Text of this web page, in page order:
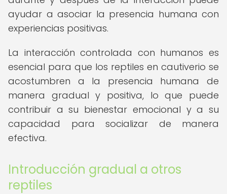
ayudar a asociar la presencia humana con
experiencias positivas.
La interacción controlada con humanos es
esencial para que los reptiles en cautiverio se
acostumbren a la presencia humana de
manera gradual y positiva, lo que puede
contribuir a su bienestar emocional y a su
capacidad para socializar de manera
efectiva.
Introducción gradual a otros
reptiles